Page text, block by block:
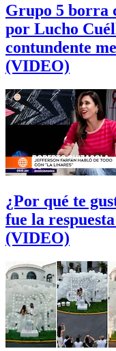
Grupo 5 borra
por Lucho
contundente
(VIDEO)
¿Por qué te
fue la
(VIDEO)